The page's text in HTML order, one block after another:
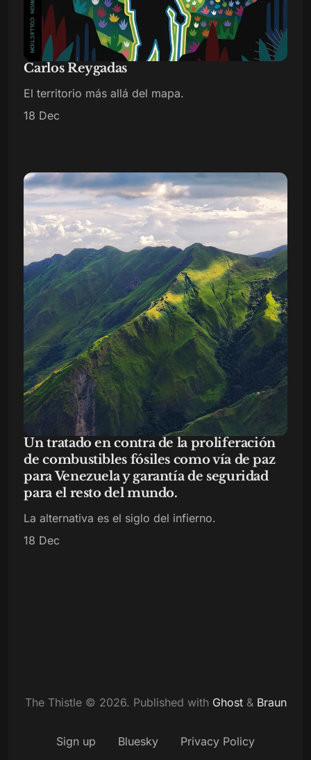
Carlos Reygadas
El territorio más allá del mapa.
18 Dec
Un tratado en contra de la proliferación
de combustibles fósiles como vía de paz
para Venezuela y garantía de seguridad
para el resto del mundo.
La alternativa es el siglo del infierno.
18 Dec
The Thistle © 2026. Published with Ghost& Braun
Sign up Bluesky Privacy Policy